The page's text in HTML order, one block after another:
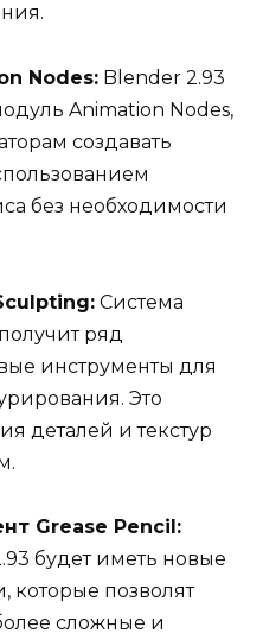
Nodes: Blender 2.93
Animation Nodes,
создавать
без необходимости
Система
ряд
инструменты для
Это
деталей и текстур
Grease Pencil:
будет иметь новые
которые позволят
сложные и